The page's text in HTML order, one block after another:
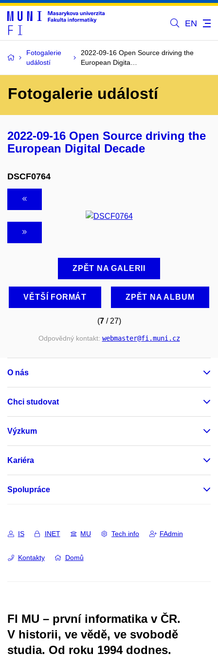
EN
Fotogalerie
událostí
2022-09-16 Open Source driving the
European Digita…
Fotogalerie událostí
2022-09-16 Open Source driving the
European Digital Decade
DSCF0764
ZPĚT NA GALERII
VĚTŠÍ FORMÁT ZPĚT NA ALBUM
(7/ 27)
Odpovědný kontakt: webmaster@fi.muni.cz
O nás
Chci studovat
Výzkum
Kariéra
Spolupráce
IS INET MU Tech info FAdmin
Kontakty Domů
FI MU – první informatika v ČR.
V historii, ve vědě, ve svobodě
studia. Od roku 1994 dodnes.